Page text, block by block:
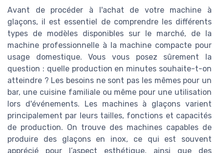
Avant de procéder à l'achat de votre machine à
glaçons, il est essentiel de comprendre les différents
types de modèles disponibles sur le marché, de la
machine professionnelle à la machine compacte pour
usage domestique. Vous vous posez sûrement la
question : quelle production en minutes souhaite-t-on
atteindre ? Les besoins ne sont pas les mêmes pour un
bar, une cuisine familiale ou même pour une utilisation
lors d'événements. Les machines à glaçons varient
principalement par leurs tailles, fonctions et capacités
de production. On trouve des machines capables de
produire des glaçons en inox, ce qui est souvent
apprécié pour l’aspect esthétique, ainsi que des